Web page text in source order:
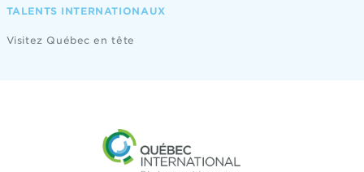
TALENTS INTERNATIONAUX
Visitez Québec en tête